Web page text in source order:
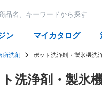
ール
ン マイカタログ
所洗剤 ポット洗浄剤・製氷機洗
洗浄剤・製氷